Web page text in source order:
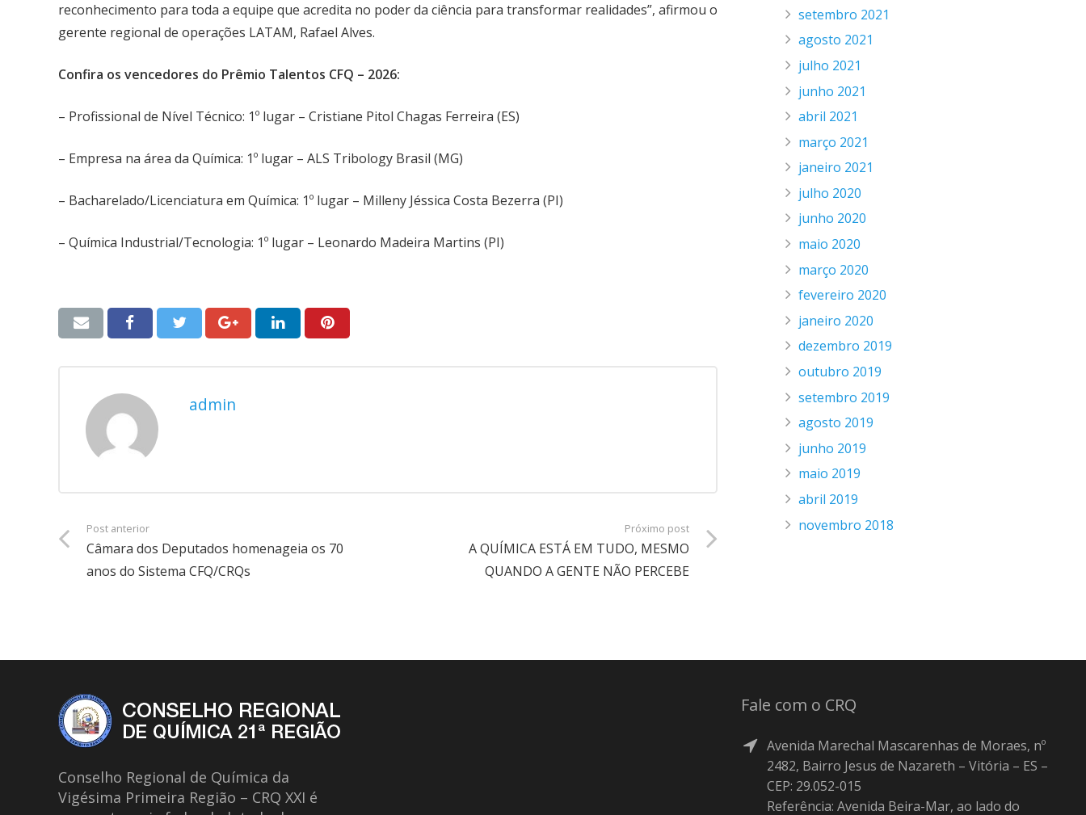
reconhecimento para toda a equipe que acredita no poder da ciência para transformar realidades”, afirmou o
gerente regional de operações LATAM, Rafael Alves.
Confira os vencedores do Prêmio Talentos CFQ – 2026:
– Profissional de Nível Técnico: 1º lugar – Cristiane Pitol Chagas Ferreira (ES)
– Empresa na área da Química: 1º lugar – ALS Tribology Brasil (MG)
– Bacharelado/Licenciatura em Química: 1º lugar – Milleny Jéssica Costa Bezerra (PI)
– Química Industrial/Tecnologia: 1º lugar – Leonardo Madeira Martins (PI)
admin
Post anterior
Câmara dos Deputados homenageia os 70
anos do Sistema CFQ/CRQs
Próximo post
A QUÍMICA ESTÁ EM TUDO, MESMO
QUANDO A GENTE NÃO PERCEBE
setembro 2021
agosto 2021
julho 2021
junho 2021
abril 2021
março 2021
janeiro 2021
julho 2020
junho 2020
maio 2020
março 2020
fevereiro 2020
janeiro 2020
dezembro 2019
outubro 2019
setembro 2019
agosto 2019
junho 2019
maio 2019
abril 2019
novembro 2018
Conselho Regional de Química da
Vigésima Primeira Região – CRQ XXI é
Fale com o CRQ
Avenida Marechal Mascarenhas de Moraes, nº
2482, Bairro Jesus de Nazareth – Vitória – ES –
CEP: 29.052-015
Referência: Avenida Beira-Mar, ao lado do